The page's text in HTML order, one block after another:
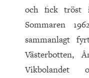
och fick tröst i
Sommaren
sammanlagt
Västerbotten,